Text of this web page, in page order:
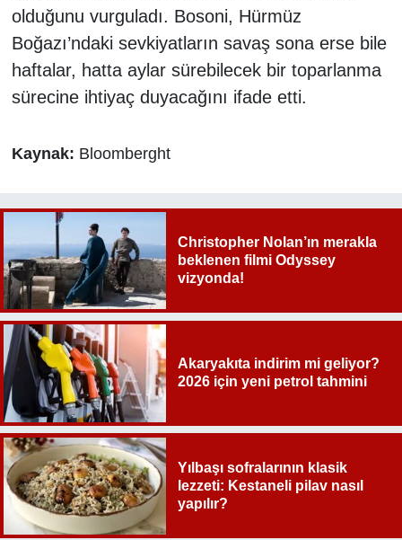
olduğunu vurguladı. Bosoni, Hürmüz
Boğazı’ndaki sevkiyatların savaş sona erse bile
haftalar, hatta aylar sürebilecek bir toparlanma
sürecine ihtiyaç duyacağını ifade etti.
Kaynak: Bloomberght
Christopher Nolan’ın merakla
beklenen filmi Odyssey
vizyonda!
Akaryakıta indirim mi geliyor?
2026 için yeni petrol tahmini
Yılbaşı sofralarının klasik
lezzeti: Kestaneli pilav nasıl
yapılır?